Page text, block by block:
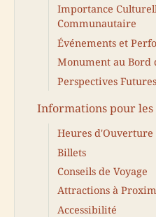
Importance
Communautaire
Événements et
Monument au Bord
Perspectives Futures
Informations pour
Heures d'Ouverture
Billets
Conseils de Voyage
Attractions à
Accessibilité